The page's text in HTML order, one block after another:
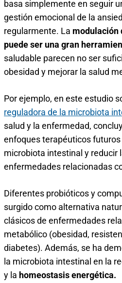
basa simplemente en seguir
gestión emocional de la
regularmente. La modulación
puede ser una gran
saludable parecen no ser
obesidad y mejorar la salud
Por ejemplo, en este estudio
reguladora de la microbiota
salud y la enfermedad,
enfoques terapéuticos
microbiota intestinal y reducir
enfermedades relacionadas
Diferentes probióticos y
surgido como alternativa
clásicos de enfermedades
metabólico (obesidad,
diabetes). Además, se ha
la microbiota intestinal en la
y la homeostasis energética.